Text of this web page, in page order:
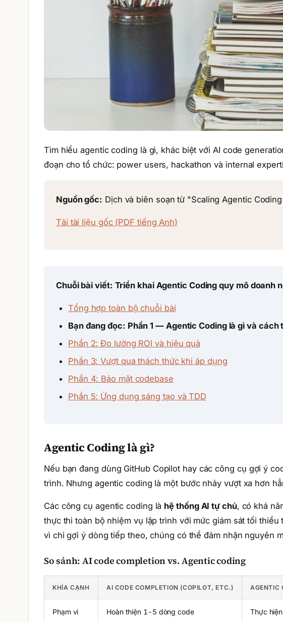
Tìm hiểu agentic coding là gì, khác biệt với AI code
đoạn cho tổ chức: power users, hackathon và internal
Nguồn gốc: Dịch và biên soạn từ "Scaling Agentic
Tải tài liệu gốc (PDF tiếng Anh)
Chuỗi bài viết: Triển khai Agentic Coding quy mô doanh
Tổng hợp toàn bộ chuỗi bài
Bạn đang đọc: Phần 1 — Agentic Coding là gì và cách
Phần 2: Đo lường ROI và hiệu quả
Phần 3: Vượt qua thách thức khi áp dụng
Phần 4: Bảo mật codebase
Phần 5: Ứng dụng sáng tạo và TDD
Agentic Coding là gì?
Nếu bạn đang dùng GitHub Copilot hay các công cụ gợi ý
trình. Nhưng agentic coding là một bước nhảy vượt xa hơn
Các công cụ agentic coding là hệ thống AI tự chủ, có khả
thực thi toàn bộ nhiệm vụ lập trình với mức giám sát tối
vì chỉ gợi ý dòng tiếp theo, chúng có thể đảm nhận nguyên
So sánh: AI code completion vs. Agentic coding
KHÍA CẠNH AI CODE COMPLETION (COPILOT, ETC.) AGENTIC
Phạm vi Hoàn thiện 1-5 dòng code Thực